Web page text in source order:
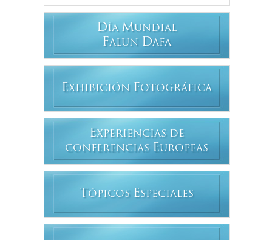
DÍA MUNDIAL
FALUN DAFA
EXHIBICIÓN FOTOGRÁFICA
EXPERIENCIAS DE
CONFERENCIAS EUROPEAS
T ÓPICOS ESPECIALES